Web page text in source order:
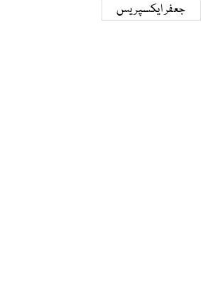
جعفر ایکسپریس